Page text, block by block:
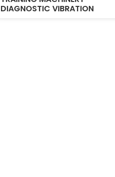
DIAGNOSTIC VIBRATION